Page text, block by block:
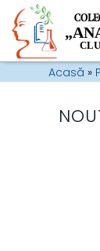
Acasă »